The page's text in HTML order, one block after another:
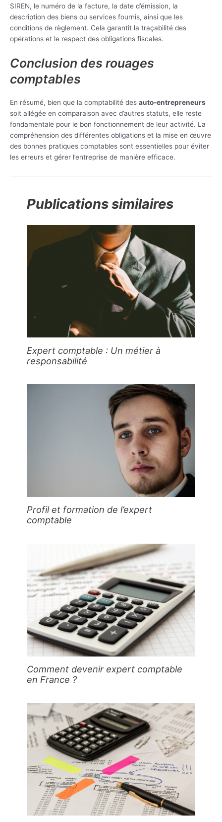
SIREN, le numéro de la facture, la date d’émission, la
description des biens ou services fournis, ainsi que les
conditions de règlement. Cela garantit la traçabilité des
opérations et le respect des obligations fiscales.
Conclusion des rouages
comptables
En résumé, bien que la comptabilité des auto-entrepreneurs
soit allégée en comparaison avec d’autres statuts, elle reste
fondamentale pour le bon fonctionnement de leur activité. La
compréhension des différentes obligations et la mise en œuvre
des bonnes pratiques comptables sont essentielles pour éviter
les erreurs et gérer l’entreprise de manière efficace.
Publications similaires
Expert comptable : Un métier à
responsabilité
Profil et formation de l’expert
comptable
Comment devenir expert comptable
en France ?